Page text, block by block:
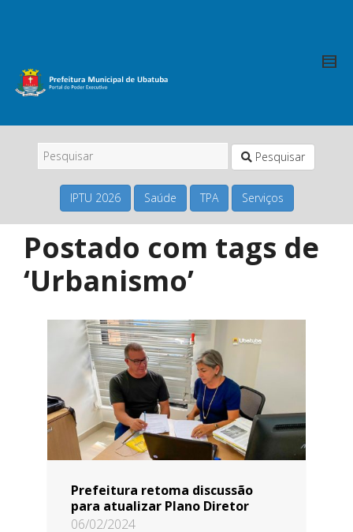
Pesquisar
IPTU 2026 Saúde TPA Serviços
Postado com tags de
‘Urbanismo’
Prefeitura retoma discussão
para atualizar Plano Diretor
06/02/2024